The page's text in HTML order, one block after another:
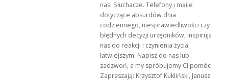
nasi Słuchacze. Telefony i maile
dotyczące absurdów dnia
codziennego, niesprawiedliwości czy
błędnych decyzji urzędników, inspirują
nas do reakcji i czynienia życia
łatwiejszym. Napisz do nas lub
zadzwoń, a my spróbujemy Ci pomóc.
Zapraszają: Krzysztof Kukliński, Janusz